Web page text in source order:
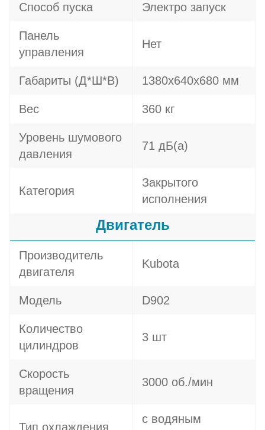
Способ пуска Электро запуск
Панель
управления
Нет
Габариты (Д*Ш*В) 1380x640x680 мм
Вес 360 кг
Уровень шумового
давления
71 дБ(а)
Категория
Закрытого
исполнения
Двигатель
Производитель
двигателя
Kubota
Модель D902
Количество
цилиндров
3 шт
Скорость
вращения
3000 об./мин
Тип охлаждения
с водяным